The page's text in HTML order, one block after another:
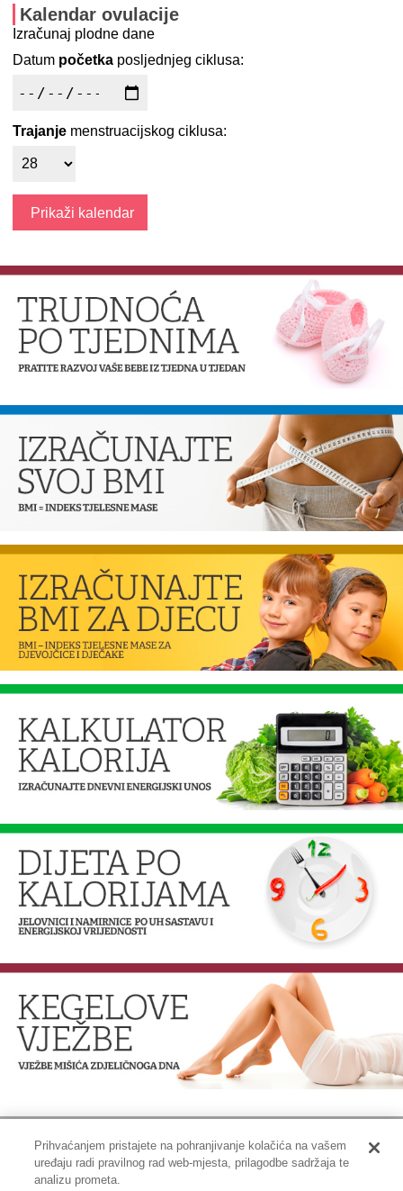
Kalendar ovulacije
Izračunaj plodne dane
Datum početka posljednjeg ciklusa:
Trajanje menstruacijskog ciklusa:
Impressum | Pravne informacije
Prihvaćanjem pristajete na pohranjivanje kolačića na vašem
uređaju radi pravilnog rad web-mjesta, prilagodbe sadržaja te
analizu prometa.